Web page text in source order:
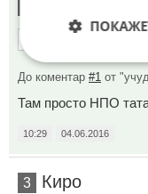
До коментар #1 от
Там просто НПО
10:29 04.06.2016
3 Киро